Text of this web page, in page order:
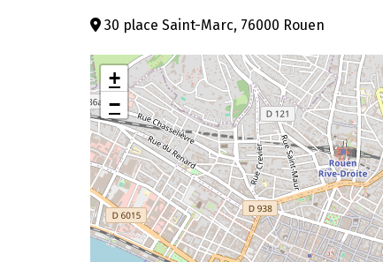
30 place Saint-Marc, 76000 Rouen
+
−